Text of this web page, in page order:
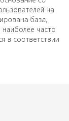
на
база,
часто
в соответствии